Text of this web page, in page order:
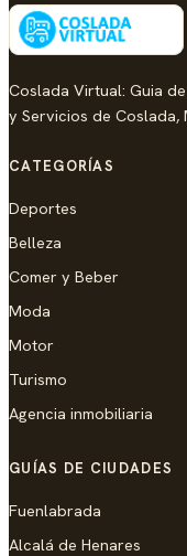
Coslada Virtual: Guia
y Servicios de Coslada,
CATEGORÍAS
Deportes
Belleza
Comer y Beber
Moda
Motor
Turismo
Agencia inmobiliaria
GUÍAS DE CIUDADES
Fuenlabrada
Alcalá de Henares